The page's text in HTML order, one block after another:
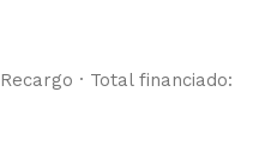
· Total financiado: